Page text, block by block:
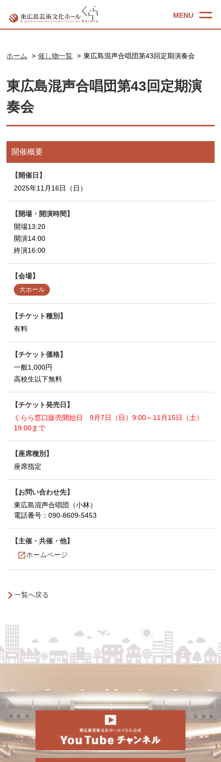
ホーム 催し物一覧 東広島混声合唱団第43回定期演奏会
東広島混声合唱団第43回定期演
奏会
開催概要
開催日
2025年11月16日（日）
開場・開演時間
開場13:20
開演14:00
終演16:00
会場
大ホール
チケット種別
有料
チケット価格
一般1,000円
高校生以下無料
チケット発売日
くらら窓口販売開始日 9月7日（日）9:00～11月15日（土）
19:00まで
座席種別
座席指定
お問い合わせ先
東広島混声合唱団（小林）
電話番号：090-8609-5453
主催・共催・他
ホームページ
一覧へ戻る